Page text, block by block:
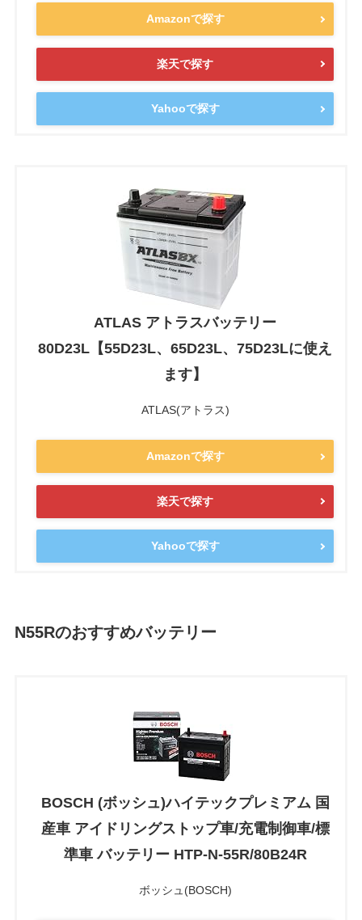
Amazonで探す
楽天で探す
Yahooで探す
ATLAS アトラスバッテリー
80D23L【55D23L、65D23L、75D23Lに使え
ます】
ATLAS(アトラス)
Amazonで探す
楽天で探す
Yahooで探す
N55Rのおすすめバッテリー
BOSCH (ボッシュ)ハイテックプレミアム 国
産車 アイドリングストップ車/充電制御車/標
準車 バッテリー HTP-N-55R/80B24R
ボッシュ(BOSCH)